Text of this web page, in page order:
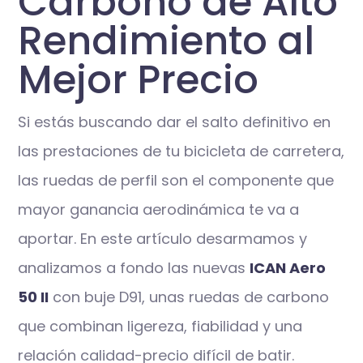
Rendimiento al
Mejor Precio
Si estás buscando dar el salto definitivo en
las prestaciones de tu bicicleta de carretera,
las ruedas de perfil son el componente que
mayor ganancia aerodinámica te va a
aportar. En este artículo desarmamos y
analizamos a fondo las nuevas ICAN Aero
50 II con buje D91, unas ruedas de carbono
que combinan ligereza, fiabilidad y una
relación calidad-precio difícil de batir.